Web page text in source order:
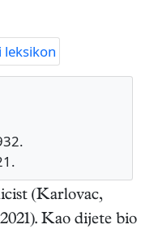
(Karlovac,
). Kao dijete bio